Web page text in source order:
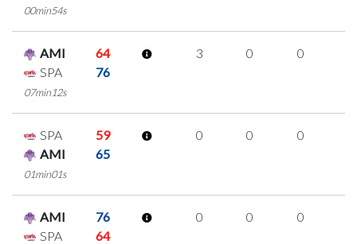
00min54s
AMI
64
SPA
76
07min12s
3 0 0
SPA
59
AMI
65
01min01s
0 0 0
AMI
76
SPA
64
0 0 0